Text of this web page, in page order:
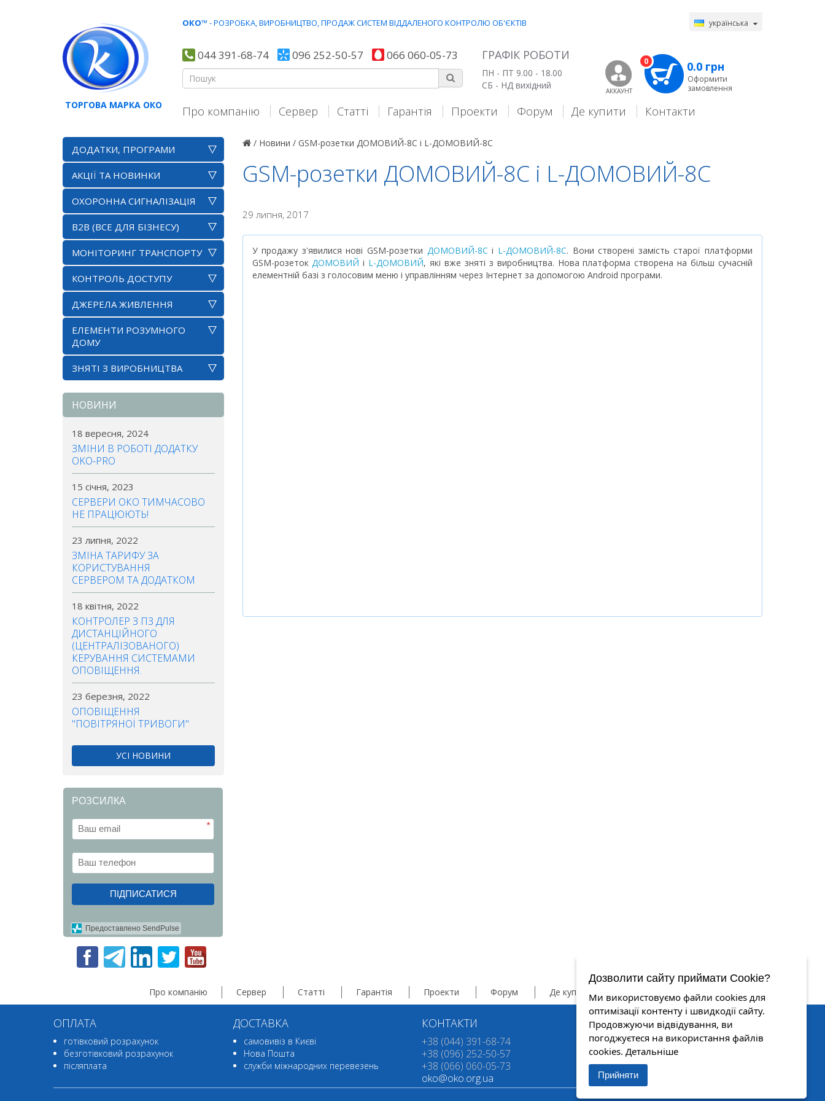
ОКО™ - РОЗРОБКА, ВИРОБНИЦТВО, ПРОДАЖ СИСТЕМ ВІДДАЛЕНОГО КОНТРОЛЮ ОБ'ЄКТIВ українська
044 391-68-74 096 252-50-57 066 060-05-73 ГРАФІК РОБОТИ
ПН - ПТ 9.00 - 18.00
СБ - НД вихідний
АККАУНТ
0 0.0 грн
Оформити
замовлення
ТОРГОВА МАРКА ОКО Про компанію Сервер Статті Гарантія Проекти Форум Де купити Контакти
ДОДАТКИ, ПРОГРАМИ
АКЦІЇ ТА НОВИНКИ
ОХОРОННА СИГНАЛІЗАЦІЯ
B2B (ВСЕ ДЛЯ БІЗНЕСУ)
МОНІТОРИНГ ТРАНСПОРТУ
КОНТРОЛЬ ДОСТУПУ
ДЖЕРЕЛА ЖИВЛЕННЯ
ЕЛЕМЕНТИ РОЗУМНОГО
ДОМУ
ЗНЯТІ З ВИРОБНИЦТВА
НОВИНИ
18 вересня, 2024
ЗМІНИ В РОБОТІ ДОДАТКУ
OKO-PRO
15 січня, 2023
СЕРВЕРИ ОКО ТИМЧАСОВО
НЕ ПРАЦЮЮТЬ!
23 липня, 2022
ЗМІНА ТАРИФУ ЗА
КОРИСТУВАННЯ
СЕРВЕРОМ ТА ДОДАТКОМ
18 квітня, 2022
КОНТРОЛЕР З ПЗ ДЛЯ
ДИСТАНЦІЙНОГО
(ЦЕНТРАЛІЗОВАНОГО)
КЕРУВАННЯ СИСТЕМАМИ
ОПОВІЩЕННЯ.
23 березня, 2022
ОПОВІЩЕННЯ
"ПОВІТРЯНОЇ ТРИВОГИ"
УСІ НОВИНИ
РОЗСИЛКА
*
ПІДПИСАТИСЯ
Предоставлено SendPulse
/ Новини / GSM-розетки ДОМОВИЙ-8С і L-ДОМОВИЙ-8С
GSM-розетки ДОМОВИЙ-8С і L-ДОМОВИЙ-8С
29 липня, 2017
У продажу з'явилися нові GSM-розетки ДОМОВИЙ-8С і L-ДОМОВИЙ-8С. Вони створені замість старої платформи
GSM-розеток ДОМОВИЙ і L-ДОМОВИЙ, які вже зняті з виробництва. Нова платформа створена на більш сучасній
елементній базі з голосовим меню і управлінням через Інтернет за допомогою Android програми.
Про компанію Сервер Статті Гарантія Проекти Форум Де купити
ОПЛАТА
готівковий розрахунок
безготівковий розрахунок
післяплата
ДОСТАВКА
самовивіз в Києві
Нова Пошта
служби міжнародних перевезень
КОНТАКТИ
+38 (044) 391-68-74
+38 (096) 252-50-57
+38 (066) 060-05-73
oko@oko.org.ua
КОНТРОЛЮЙ І КЕРУЙ
© 2007-2025 Всі права захищені
Дозволити сайту приймати Cookie?
Ми використовуємо файли cookies для
оптимізації контенту і швидкодії сайту.
Продовжуючи відвідування, ви
погоджуєтеся на використання файлів
cookies. Детальніше
Прийняти